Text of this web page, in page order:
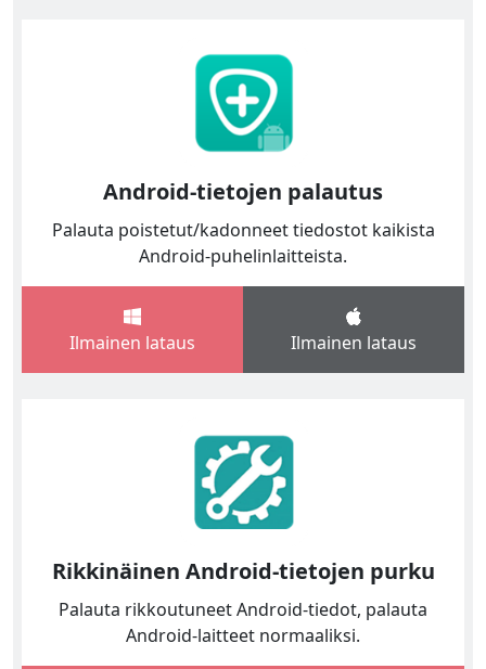
Android-tietojen palautus
Palauta poistetut/kadonneet tiedostot kaikista
Android-puhelinlaitteista.
Ilmainen lataus Ilmainen lataus
Rikkinäinen Android-tietojen purku
Palauta rikkoutuneet Android-tiedot, palauta
Android-laitteet normaaliksi.